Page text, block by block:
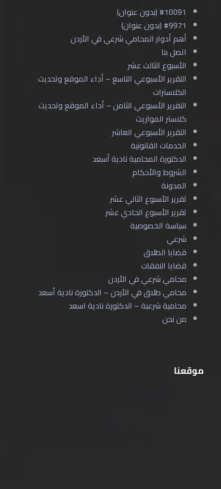
#10091 (بدون عنوان)
#9971 (بدون عنوان)
أهم أدوار المحامي شرعي في الأردن
اتصل بنا
الأسبوع الثالث عشر
التقرير الأسبوعي التاسع – أداء الموقع وتحديث
الكلاسترات
التقرير الأسبوعي الثامن – أداء الموقع وتحديث
كلاستر المواريث
التقرير الأسبوعي العاشر
الخدمات القانونية
الدكتورة المحامية نادية أسعد
الشروط والأحكام
المدونة
تقرير الأسبوع الثاني عشر
تقرير الأسبوع الحادي عشر
سياسة الخصوصية
شرعي
قضايا الطلاق
قضايا النفقات
محامي شرعي في الأردن
محامي طلاق في الأردن – الدكتورة نادية أسعد
محامية شرعية – الدكتورة نادية اسعد
من نحن
موقعنا